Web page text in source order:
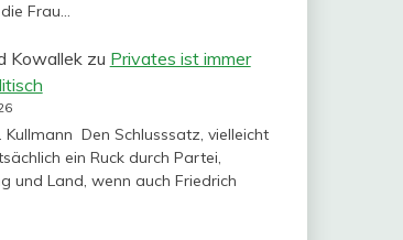
Frau…
Kowallekzu Privates ist immer
Kullmann Den Schlusssatz, vielleicht
ein Ruck durch Partei,
und Land, wenn auch Friedrich